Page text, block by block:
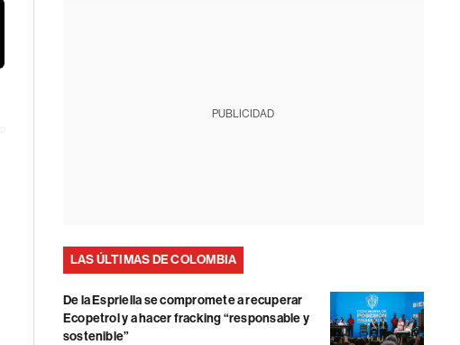
PUBLICIDAD
LAS ÚLTIMAS DE COLOMBIA
De la Espriella se compromete a recuperar
Ecopetrol y a hacer fracking “responsable y
sostenible”